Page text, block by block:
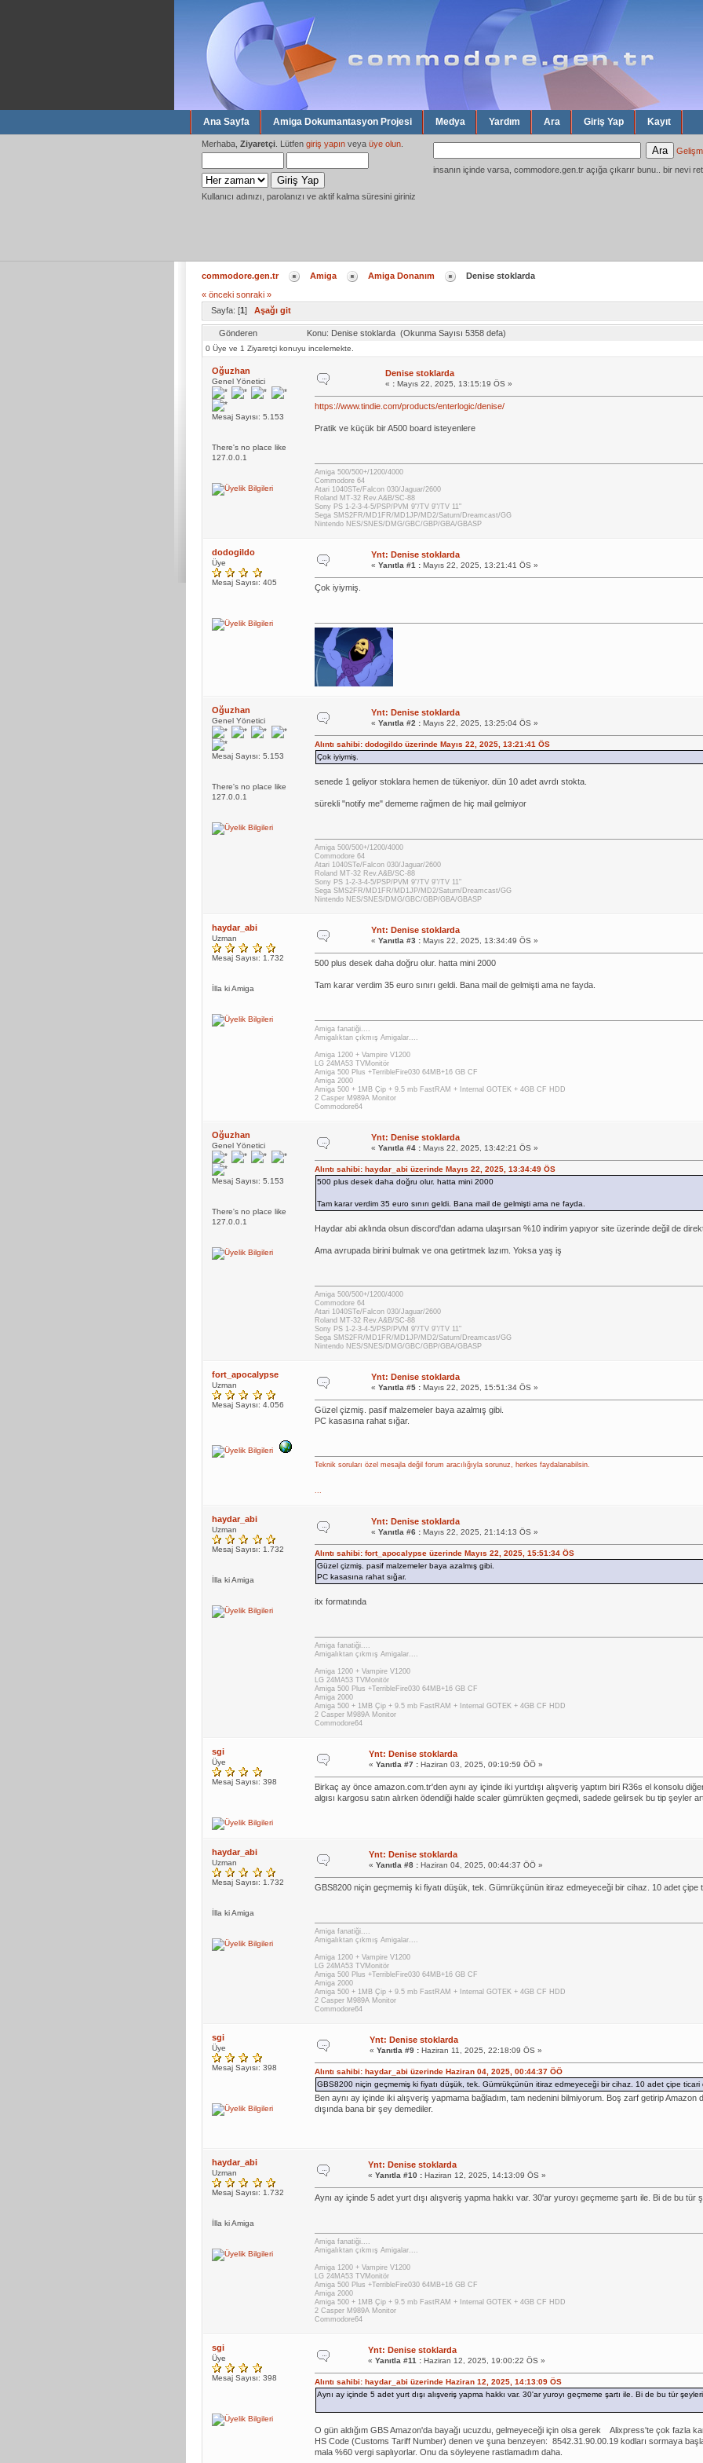
Ana Sayfa Amiga Dokumantasyon Projesi Medya Yardım Ara Giriş Yap Kayıt
Merhaba, Ziyaretçi . Lütfen giriş yapın veya üye olun
Kullanıcı adınızı, parolanızı ve aktif kalma süresini giriniz
insanın içinde varsa, commodore.gen.tr açığa çıkarır bunu.. bir nevi
commodore.gen.tr Amiga Amiga Donanım
Denise stoklarda
« önceki sonraki »
Sayfa: [1] Aşağı git
Gönderen Konu: Denise stoklarda (Okunma Sayısı 5358 defa)
0 Üye ve 1 Ziyaretçi konuyu incelemekte.
Oğuzhan
Genel Yönetici
Mesaj Sayısı: 5.153
There's no place like
127.0.0.1
Denise stoklarda
« :Mayıs 22, 2025, 13:15:19 ÖS »
https://www.tindie.com/products/enterlogic/denise/
Pratik ve küçük bir A500 board isteyenlere
Amiga 500/500+/1200/4000
Commodore 64
Atari 1040STe/Falcon 030/Jaguar/2600
Roland MT-32 Rev.A&B/SC-88
Sony PS 1-2-3-4-5/PSP/PVM 9"/TV 9"/TV 11"
Sega SMS2FR/MD1FR/MD1JP/MD2/Saturn/Dreamcast/GG
Nintendo NES/SNES/DMG/GBC/GBP/GBA/GBASP
dodogildo
Üye
Mesaj Sayısı: 405
Ynt: Denise stoklarda
« Yanıtla #1 :Mayıs 22, 2025, 13:21:41 ÖS »
Çok iyiymiş.
Oğuzhan
Genel Yönetici
Mesaj Sayısı: 5.153
There's no place like
127.0.0.1
Ynt: Denise stoklarda
« Yanıtla #2 :Mayıs 22, 2025, 13:25:04 ÖS »
Alıntı sahibi: dodogildo üzerinde Mayıs 22, 2025, 13:21:41 ÖS
Çok iyiymiş.
senede 1 geliyor stoklara hemen de tükeniyor. dün 10 adet avrdı stokta.
sürekli "notify me" dememe rağmen de hiç mail gelmiyor
Amiga 500/500+/1200/4000
Commodore 64
Atari 1040STe/Falcon 030/Jaguar/2600
Roland MT-32 Rev.A&B/SC-88
Sony PS 1-2-3-4-5/PSP/PVM 9"/TV 9"/TV 11"
Sega SMS2FR/MD1FR/MD1JP/MD2/Saturn/Dreamcast/GG
Nintendo NES/SNES/DMG/GBC/GBP/GBA/GBASP
haydar_abi
Uzman
Mesaj Sayısı: 1.732
İlla ki Amiga
Ynt: Denise stoklarda
« Yanıtla #3 :Mayıs 22, 2025, 13:34:49 ÖS »
500 plus desek daha doğru olur. hatta mini 2000
Tam karar verdim 35 euro sınırı geldi. Bana mail de gelmişti ama ne fayda.
Amiga fanatiği....
Amigalıktan çıkmış Amigalar....
Amiga 1200 + Vampire V1200
LG 24MA53 TVMonitör
Amiga 500 Plus +TerribleFire030 64MB+16 GB CF
Amiga 2000
Amiga 500 + 1MB Çip + 9.5 mb FastRAM + Internal GOTEK + 4GB CF HDD
2 Casper M989A Monitor
Commodore64
Oğuzhan
Genel Yönetici
Mesaj Sayısı: 5.153
There's no place like
127.0.0.1
Ynt: Denise stoklarda
« Yanıtla #4 :Mayıs 22, 2025, 13:42:21 ÖS »
Alıntı sahibi: haydar_abi üzerinde Mayıs 22, 2025, 13:34:49 ÖS
500 plus desek daha doğru olur. hatta mini 2000
Tam karar verdim 35 euro sınırı geldi. Bana mail de gelmişti ama ne fayda.
Haydar abi aklında olsun discord'dan adama ulaşırsan %10 indirim yapıyor site üzerinde değil de
Ama avrupada birini bulmak ve ona getirtmek lazım. Yoksa yaş iş
Amiga 500/500+/1200/4000
Commodore 64
Atari 1040STe/Falcon 030/Jaguar/2600
Roland MT-32 Rev.A&B/SC-88
Sony PS 1-2-3-4-5/PSP/PVM 9"/TV 9"/TV 11"
Sega SMS2FR/MD1FR/MD1JP/MD2/Saturn/Dreamcast/GG
Nintendo NES/SNES/DMG/GBC/GBP/GBA/GBASP
fort_apocalypse
Uzman
Mesaj Sayısı: 4.056
Ynt: Denise stoklarda
« Yanıtla #5 :Mayıs 22, 2025, 15:51:34 ÖS »
Güzel çizmiş. pasif malzemeler baya azalmış gibi.
PC kasasına rahat sığar.
Teknik soruları özel mesajla değil forum aracılığıyla sorunuz, herkes faydalanabilsin.
...
haydar_abi
Uzman
Mesaj Sayısı: 1.732
İlla ki Amiga
Ynt: Denise stoklarda
« Yanıtla #6 :Mayıs 22, 2025, 21:14:13 ÖS »
Alıntı sahibi: fort_apocalypse üzerinde Mayıs 22, 2025, 15:51:34 ÖS
Güzel çizmiş. pasif malzemeler baya azalmış gibi.
PC kasasına rahat sığar.
itx formatında
Amiga fanatiği....
Amigalıktan çıkmış Amigalar....
Amiga 1200 + Vampire V1200
LG 24MA53 TVMonitör
Amiga 500 Plus +TerribleFire030 64MB+16 GB CF
Amiga 2000
Amiga 500 + 1MB Çip + 9.5 mb FastRAM + Internal GOTEK + 4GB CF HDD
2 Casper M989A Monitor
Commodore64
sgi
Üye
Mesaj Sayısı: 398
Ynt: Denise stoklarda
« Yanıtla #7 :Haziran 03, 2025, 09:19:59 ÖÖ »
Birkaç ay önce amazon.com.tr'den aynı ay içinde iki yurtdışı alışveriş yaptım biri R36s el konsolu
algısı kargosu satın alırken ödendiği halde scaler gümrükten geçmedi, sadede gelirsek bu tip şeyler
haydar_abi
Uzman
Mesaj Sayısı: 1.732
İlla ki Amiga
Ynt: Denise stoklarda
« Yanıtla #8 :Haziran 04, 2025, 00:44:37 ÖÖ »
GBS8200 niçin geçmemiş ki fiyatı düşük, tek. Gümrükçünün itiraz edmeyeceği bir cihaz. 10 adet çipe
Amiga fanatiği....
Amigalıktan çıkmış Amigalar....
Amiga 1200 + Vampire V1200
LG 24MA53 TVMonitör
Amiga 500 Plus +TerribleFire030 64MB+16 GB CF
Amiga 2000
Amiga 500 + 1MB Çip + 9.5 mb FastRAM + Internal GOTEK + 4GB CF HDD
2 Casper M989A Monitor
Commodore64
sgi
Üye
Mesaj Sayısı: 398
Ynt: Denise stoklarda
« Yanıtla #9 :Haziran 11, 2025, 22:18:09 ÖS »
Alıntı sahibi: haydar_abi üzerinde Haziran 04, 2025, 00:44:37 ÖÖ
GBS8200 niçin geçmemiş ki fiyatı düşük, tek. Gümrükçünün itiraz edmeyeceği bir cihaz. 10 adet çipe ticari
Ben aynı ay içinde iki alışveriş yapmama bağladım, tam nedenini bilmiyorum. Boş zarf getirip Amazon
dışında bana bir şey demediler.
haydar_abi
Uzman
Mesaj Sayısı: 1.732
İlla ki Amiga
Ynt: Denise stoklarda
« Yanıtla #10 :Haziran 12, 2025, 14:13:09 ÖS »
Aynı ay içinde 5 adet yurt dışı alışveriş yapma hakkı var. 30'ar yuroyı geçmeme şartı ile. Bi de bu tür
Amiga fanatiği....
Amigalıktan çıkmış Amigalar....
Amiga 1200 + Vampire V1200
LG 24MA53 TVMonitör
Amiga 500 Plus +TerribleFire030 64MB+16 GB CF
Amiga 2000
Amiga 500 + 1MB Çip + 9.5 mb FastRAM + Internal GOTEK + 4GB CF HDD
2 Casper M989A Monitor
Commodore64
sgi
Üye
Mesaj Sayısı: 398
Ynt: Denise stoklarda
« Yanıtla #11 :Haziran 12, 2025, 19:00:22 ÖS »
Alıntı sahibi: haydar_abi üzerinde Haziran 12, 2025, 14:13:09 ÖS
Aynı ay içinde 5 adet yurt dışı alışveriş yapma hakkı var. 30'ar yuroyı geçmeme şartı ile. Bi de bu tür
O gün aldığım GBS Amazon'da bayağı ucuzdu, gelmeyeceği için olsa gerek
Alixpress'te çok fazla
HS Code (Customs Tariff Number) denen ve şuna benzeyen: 8542.31.90.00.19 kodları sormaya
mala %60 vergi saplıyorlar. Onu da söyleyene rastlamadım daha.